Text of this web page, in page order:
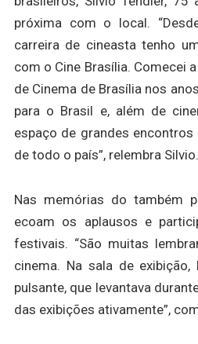
próxima com o local.
carreira de cineasta tenho
com o Cine Brasília. Comecei
de Cinema de Brasília nos
para o Brasil e, além de
espaço de grandes
de todo o país”, relembra Silvio.
Nas memórias do também
ecoam os aplausos e
festivais. “São muitas
cinema. Na sala de exibição,
pulsante, que levantava
das exibições ativamente”,